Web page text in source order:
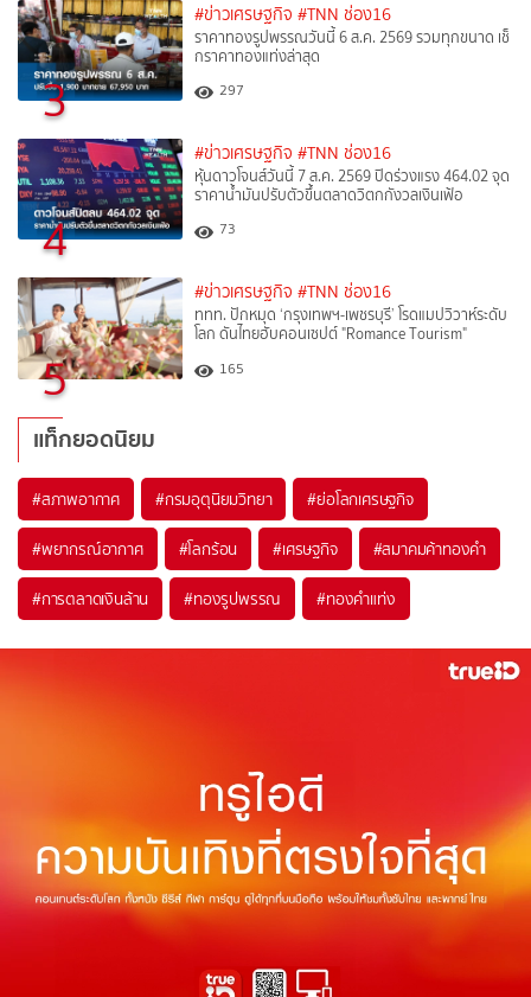
3
#ข่าวเศรษฐกิจ #TNN ช่อง16
ราคาทองรูปพรรณวันนี้ 6 ส.ค. 2569 รวมทุกขนาด เช็
กราคาทองแท่งล่าสุด
297
4
#ข่าวเศรษฐกิจ #TNN ช่อง16
หุ้นดาวโจนส์วันนี้ 7 ส.ค. 2569 ปิดร่วงแรง 464.02 จุด
ราคาน้ำมันปรับตัวขึ้นตลาดวิตกกังวลเงินเฟ้อ
73
5
#ข่าวเศรษฐกิจ #TNN ช่อง16
ททท. ปักหมุด ‘กรุงเทพฯ-เพชรบุรี’ โรดแมปวิวาห์ระดับ
โลก ดันไทยฮับคอนเซปต์ "Romance Tourism"
165
แท็กยอดนิยม
#สภาพอากาศ #กรมอุตุนิยมวิทยา #ย่อโลกเศรษฐกิจ
#พยากรณ์อากาศ #โลกร้อน #เศรษฐกิจ #สมาคมค้าทองคำ
#การตลาดเงินล้าน #ทองรูปพรรณ #ทองคำแท่ง